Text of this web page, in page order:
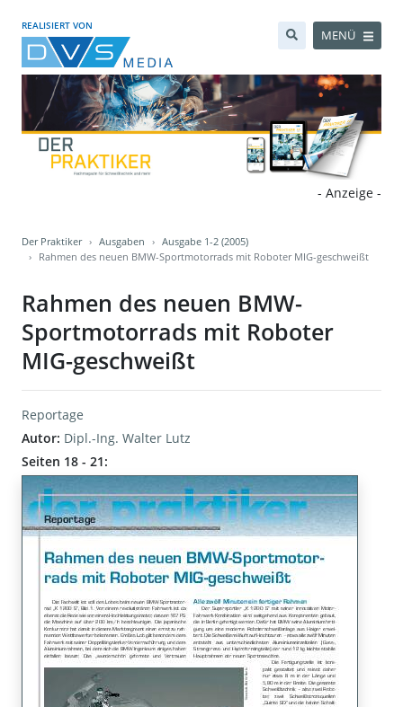
REALISIERT VON
MENÜ
- Anzeige -
Der Praktiker Ausgaben
Ausgabe 1-2 (2005)
Rahmen des neuen BMW-Sportmotorrads mit Roboter MIG-geschweißt
Rahmen des neuen BMW-
Sportmotorrads mit Roboter
MIG-geschweißt
Reportage
Autor: Dipl.-Ing. Walter Lutz
Seiten 18 - 21: